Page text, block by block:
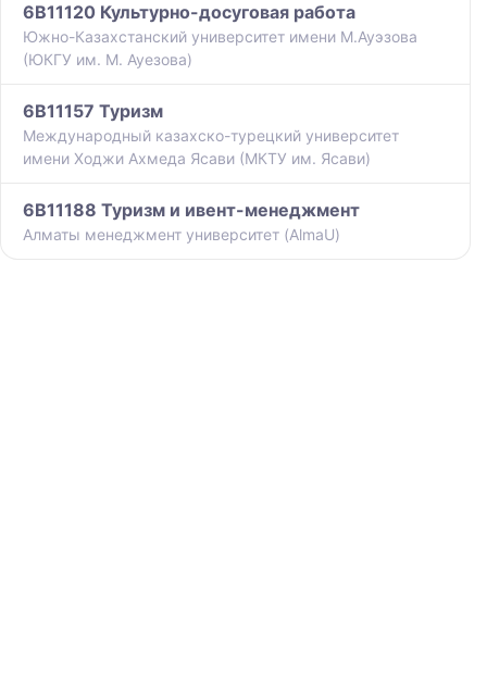
6B11120 Культурно-досуговая работа
Южно-Казахстанский университет имени М.Ауэзова
(ЮКГУ им. М. Ауезова)
6B11157 Туризм
Международный казахско-турецкий университет
имени Ходжи Ахмеда Ясави (МКТУ им. Ясави)
6B11188 Туризм и ивент-менеджмент
Алматы менеджмент университет (AlmaU)